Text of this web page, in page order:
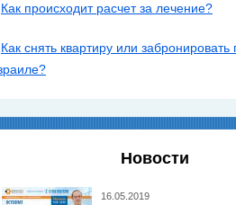
Как происходит расчет за лечение?
Как снять квартиру или забронировать
Новости
16.05.2019